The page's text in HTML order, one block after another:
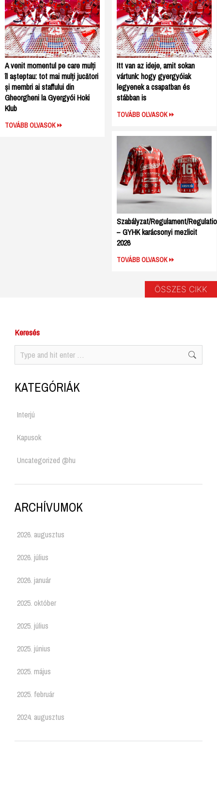
A venit momentul pe care mulți
îl așteptau: tot mai mulți jucători
și membri ai staffului din
Gheorgheni la Gyergyói Hoki
Klub
TOVÁBB OLVASOK
Itt van az ideje, amit sokan
vártunk: hogy gyergyóiak
legyenek a csapatban és
stábban is
TOVÁBB OLVASOK
Szabályzat/Regulament/
– GYHK karácsonyi mezlicit
2026
TOVÁBB OLVASOK
ÖSSZES CIKK
Keresés
KATEGÓRIÁK
Interjú
Kapusok
Uncategorized @hu
ARCHÍVUMOK
2026. augusztus
2026. július
2026. január
2025. október
2025. július
2025. június
2025. május
2025. február
2024. augusztus